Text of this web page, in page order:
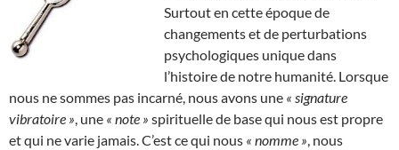
Surtout en cette époque de
changements et de perturbations
psychologiques unique dans
l’histoire de notre humanité. Lorsque
nous ne sommes pas incarné, nous avons une « signature
vibratoire » , une « note » spirituelle de base qui nous est propre
et qui ne varie jamais. C’est ce qui nous « nomme » , nous